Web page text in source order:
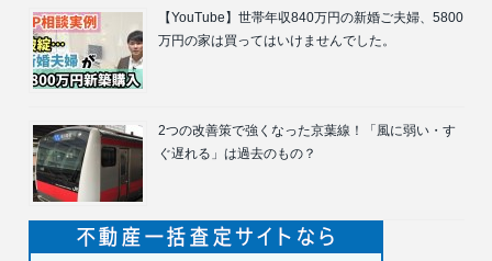
【YouTube】世帯年収840万円の新婚ご夫婦、5800
万円の家は買ってはいけませんでした。
2つの改善策で強くなった京葉線！「風に弱い・す
ぐ遅れる」は過去のもの？